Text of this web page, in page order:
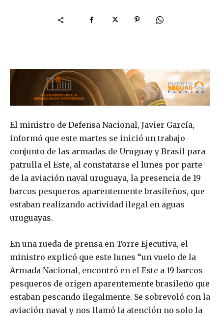
El ministro de Defensa Nacional, Javier García,
informó que este martes se inició un trabajo
conjunto de las armadas de Uruguay y Brasil para
patrulla el Este, al constatarse el lunes por parte
de la aviación naval uruguaya, la presencia de 19
barcos pesqueros aparentemente brasileños, que
estaban realizando actividad ilegal en aguas
uruguayas.
En una rueda de prensa en Torre Ejecutiva, el
ministro explicó que este lunes “un vuelo de la
Armada Nacional, encontró en el Este a 19 barcos
pesqueros de origen aparentemente brasileño que
estaban pescando ilegalmente. Se sobrevoló con la
aviación naval y nos llamó la atención no solo la